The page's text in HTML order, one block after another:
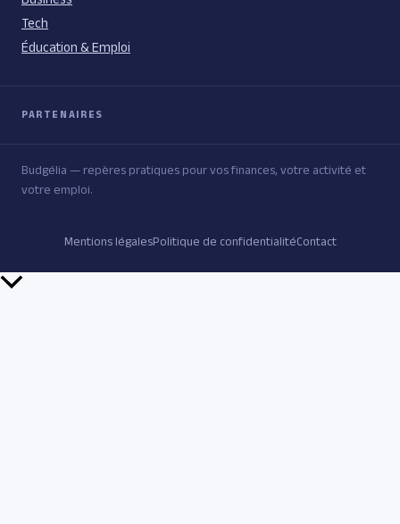
Tech
Éducation & Emploi
PARTENAIRES
Budgélia — repères pratiques pour vos finances, votre activité et
votre emploi.
Mentions légalesPolitique de confidentialitéContact